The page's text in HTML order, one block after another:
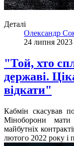
Деталі
Олександр
24 липня 2023
"Той, хто
державі.
відкати"
Кабмін скасував
Міноборони
майбутніх
лютого 2022 року і